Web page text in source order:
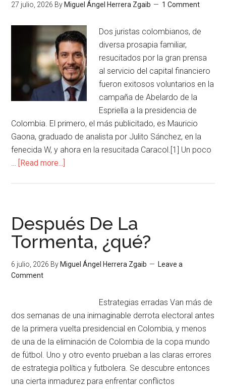
27 julio, 2026 By Miguel Ángel Herrera Zgaib 1 Comment
Dos juristas colombianos, de
diversa prosapia familiar,
resucitados por la gran prensa
al servicio del capital financiero
fueron exitosos voluntarios en la
campaña de Abelardo de la
Espriella a la presidencia de
Colombia. El primero, el más publicitado, es Mauricio
Gaona, graduado de analista por Julito Sánchez, en la
fenecida W, y ahora en la resucitada Caracol.[1] Un poco
… [Read more...]
Después De La
Tormenta, ¿qué?
6 julio, 2026 By Miguel Ángel Herrera Zgaib
Leave a
Comment
Estrategias erradas Van más de
dos semanas de una inimaginable derrota electoral antes
de la primera vuelta presidencial en Colombia, y menos
de una de la eliminación de Colombia de la copa mundo
de fútbol. Uno y otro evento prueban a las claras errores
de estrategia política y futbolera. Se descubre entonces
una cierta inmadurez para enfrentar conflictos